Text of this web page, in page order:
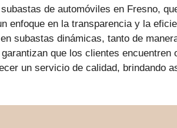
de automóviles en Fresno,
enfoque en la transparencia y la
subastas dinámicas, tanto de
que los clientes
un servicio de calidad, brindando